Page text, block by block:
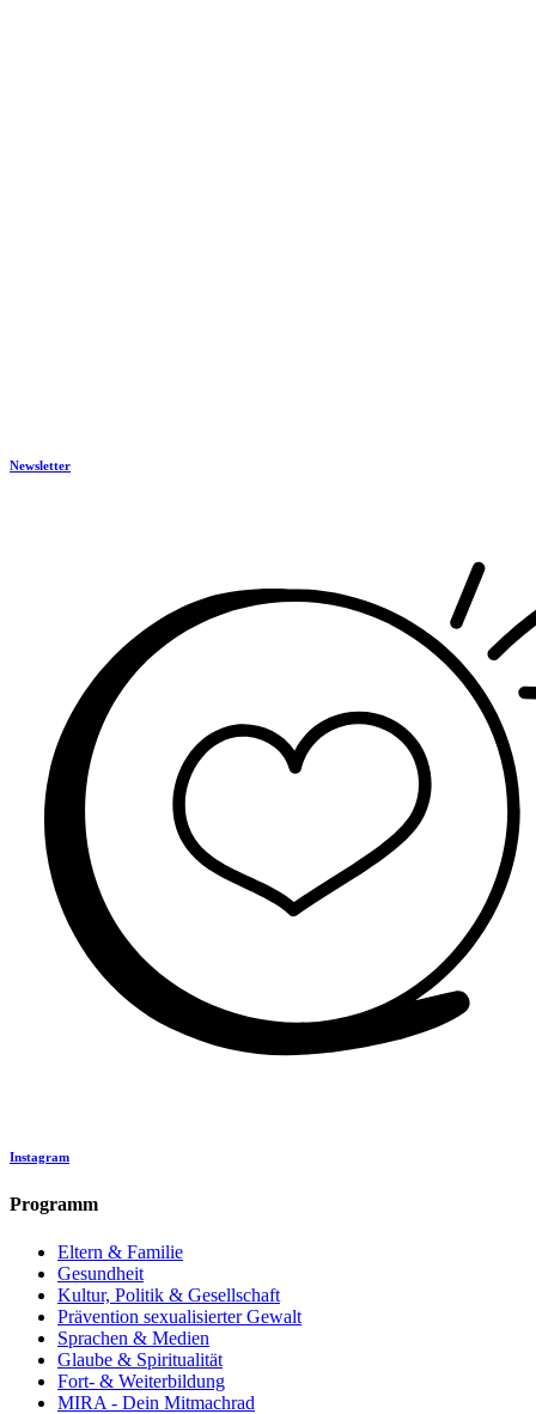
Newsletter
Instagram
Programm
Eltern & Familie
Gesundheit
Kultur, Politik & Gesellschaft
Prävention sexualisierter Gewalt
Sprachen & Medien
Glaube & Spiritualität
Fort- & Weiterbildung
MIRA - Dein Mitmachrad